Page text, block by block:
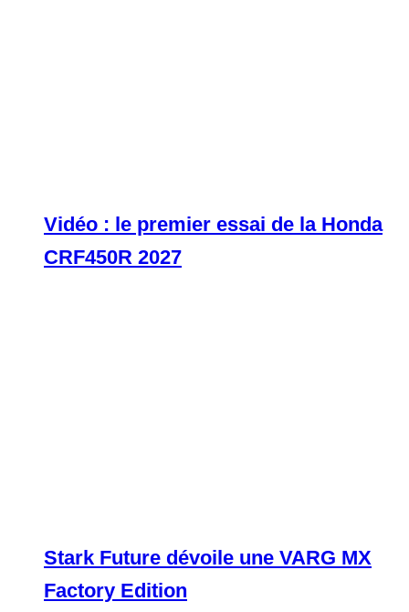
Vidéo : le premier essai de la Honda
CRF450R 2027
Stark Future dévoile une VARG MX
Factory Edition